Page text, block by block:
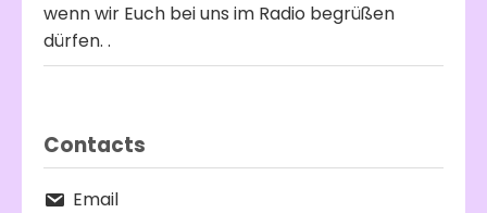
wenn wir Euch bei uns im Radio begrüßen
dürfen. .
Contacts
Email